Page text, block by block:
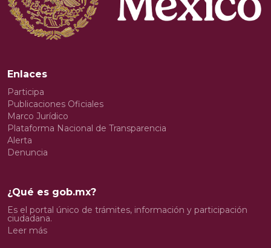
Enlaces
Participa
Publicaciones Oficiales
Marco Jurídico
Plataforma Nacional de Transparencia
Alerta
Denuncia
¿Qué es gob.mx?
Es el portal único de trámites, información y participación
ciudadana.
Leer más